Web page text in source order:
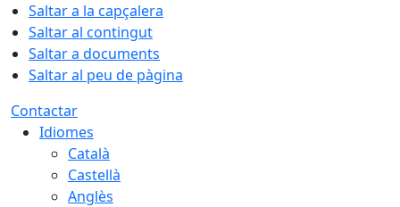
Saltar a la capçalera
Saltar al contingut
Saltar a documents
Saltar al peu de pàgina
Contactar
Idiomes
Català
Castellà
Anglès